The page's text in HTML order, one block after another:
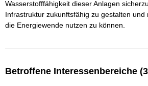
Wasserstofffähigkeit dieser Anlagen
Infrastruktur zukunftsfähig zu gestalten
die Energiewende nutzen zu können.
Betroffene Interessenbereiche